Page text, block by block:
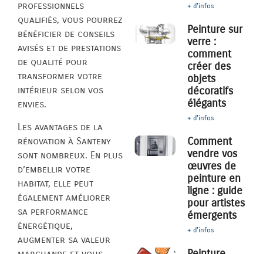
professionnels
qualifiés, vous pourrez
bénéficier de conseils
avisés et de prestations
de qualité pour
transformer votre
intérieur selon vos
envies.
Les avantages de la
rénovation à Santeny
sont nombreux. En plus
d’embellir votre
habitat, elle peut
également améliorer
sa performance
énergétique,
augmenter sa valeur
+ d'infos
Peinture sur
verre :
comment
créer des
objets
décoratifs
élégants
+ d'infos
Comment
vendre vos
œuvres de
peinture en
ligne : guide
pour artistes
émergents
+ d'infos